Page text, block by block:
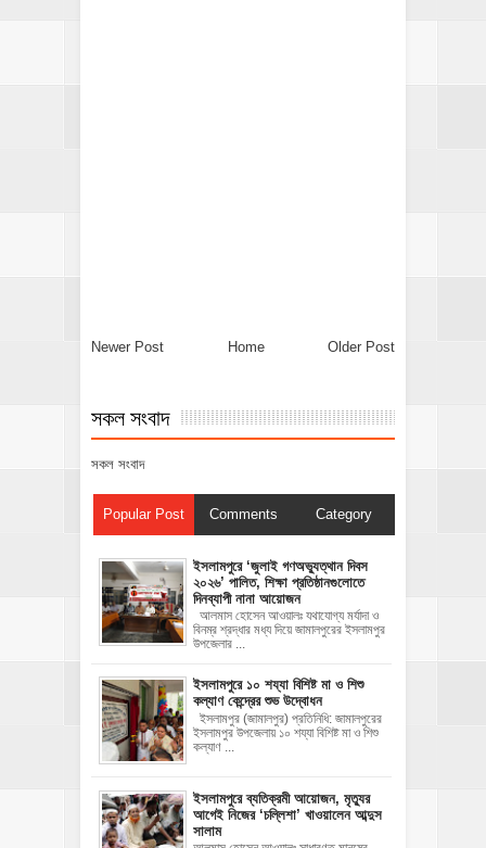
Newer Post Older Post
Home
সকল সংবাদ
সকল সংবাদ
Popular Post Comments Category
‎ইসলামপুরে ‘জুলাই গণঅভ্যুত্থান দিবস
২০২৬’ পালিত, শিক্ষা প্রতিষ্ঠানগুলোতে
দিনব্যাপী নানা আয়োজন
‎​আলমাস হোসেন আওয়ালঃ‎ ‎​যথাযোগ্য মর্যাদা ও
বিনম্র শ্রদ্ধার মধ্য দিয়ে জামালপুরের ইসলামপুর
উপজেলার ...
ইসলামপুরে ১০ শয্যা বিশিষ্ট মা ও শিশু
কল্যাণ কেন্দ্রের শুভ উদ্বোধন
ইসলামপুর (জামালপুর) প্রতিনিধি: জামালপুরের
ইসলামপুর উপজেলায় ১০ শয্যা বিশিষ্ট মা ও শিশু
কল্যাণ ...
‎ইসলামপুরে ব্যতিক্রমী আয়োজন, মৃত্যুর
আগেই নিজের ‘চল্লিশা’ খাওয়ালেন আব্দুস
সালাম